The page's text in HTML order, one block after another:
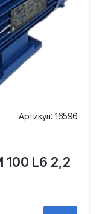
Артикул: 16596
100 L6 2,2